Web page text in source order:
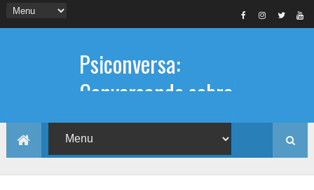
Psiconversa:
Conversando sobre
Psicologia
Informações sobre: Psicóloga,
Psicoterapia, terapia de casal, terapia
individual, Psicóloga online e presencial,